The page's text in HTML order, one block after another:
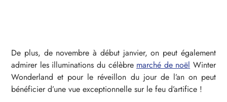
De plus, de novembre à début janvier, on peut également
admirer les illuminations du célèbre marché de noël Winter
Wonderland et pour le réveillon du jour de l’an on peut
bénéficier d’une vue exceptionnelle sur le feu d’artifice !